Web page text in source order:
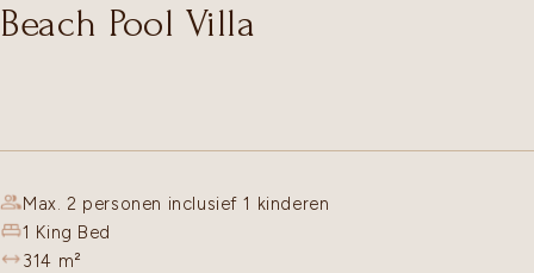
Beach Pool Villa
Max. 2 personen inclusief 1 kinderen
1 King Bed
314 m²